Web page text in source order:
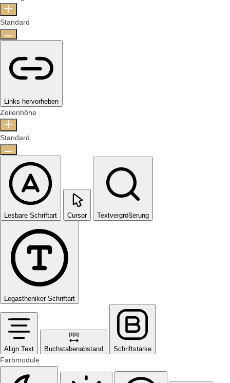
Standard
Links hervorheben
Zeilenhöhe
Standard
Lesbare Schriftart Cursor Textvergrößerung
Legastheniker-Schriftart
Align Text Buchstabenabstand Schriftstärke
Farbmodule